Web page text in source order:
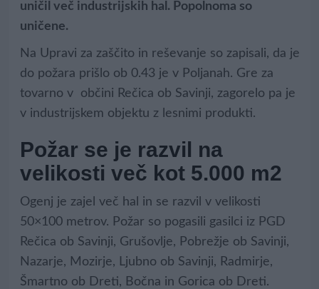
uničil več industrijskih hal. Popolnoma so
uničene.
Na Upravi za zaščito in reševanje so zapisali, da je
do požara prišlo ob 0.43 je v Poljanah. Gre za
tovarno v občini Rečica ob Savinji, zagorelo pa je
v industrijskem objektu z lesnimi produkti.
Požar se je razvil na
velikosti več kot 5.000 m2
Ogenj je zajel več hal in se razvil v velikosti
50×100 metrov. Požar so pogasili gasilci iz PGD
Rečica ob Savinji, Grušovlje, Pobrežje ob Savinji,
Nazarje, Mozirje, Ljubno ob Savinji, Radmirje,
Šmartno ob Dreti, Bočna in Gorica ob Dreti.